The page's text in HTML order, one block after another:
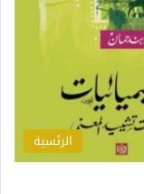
الرئسية